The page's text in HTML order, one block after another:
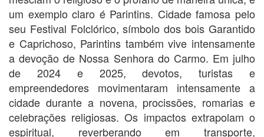
um exemplo claro é Parintins. Cidade famosa pelo
seu Festival Folclórico, símbolo dos bois Garantido
e Caprichoso, Parintins também vive intensamente
a devoção de Nossa Senhora do Carmo. Em julho
de 2024 e 2025, devotos, turistas e
empreendedores movimentaram intensamente a
cidade durante a novena, procissões, romarias e
celebrações religiosas. Os impactos extrapolam o
espiritual, reverberando em transporte,